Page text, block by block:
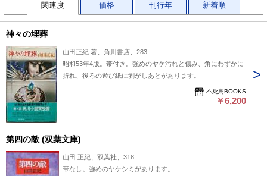
関連度 価格 刊行年 新着順
神々の埋葬
山田正紀 著、角川書店、283
昭和53年4版。帯付き。強めのヤケ汚れと傷み、角にわずかに
折れ、後ろの遊び紙に剥がしあとがあります。
不死鳥BOOKS
￥6,200
第四の敵 (双葉文庫)
山田 正紀、双葉社、318
帯なし。強めのヤケシミがあります。